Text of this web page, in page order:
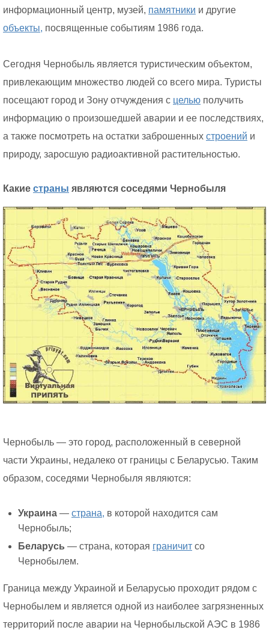
информационный центр, музей, памятники и другие
объекты, посвященные событиям 1986 года.
Сегодня Чернобыль является туристическим объектом,
привлекающим множество людей со всего мира. Туристы
посещают город и Зону отчуждения с целью получить
информацию о произошедшей аварии и ее последствиях,
а также посмотреть на остатки заброшенных строений и
природу, заросшую радиоактивной растительностью.
Какие страны являются соседями Чернобыля
Чернобыль — это город, расположенный в северной
части Украины, недалеко от границы с Беларусью. Таким
образом, соседями Чернобыля являются:
Украина — страна, в которой находится сам
Чернобыль;
Беларусь — страна, которая граничит со
Чернобылем.
Граница между Украиной и Беларусью проходит рядом с
Чернобылем и является одной из наиболее загрязненных
территорий после аварии на Чернобыльской АЭС в 1986